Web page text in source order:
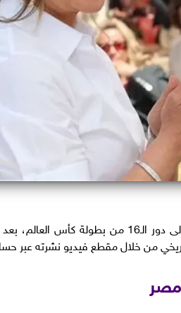
احتفلت الفنانة ليلى علوي بتأهل منتخب مصر إلى دور
التاريخي من خلال مقطع فيديو نشرته